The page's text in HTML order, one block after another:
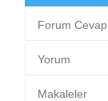
Forum
Yorum
Makaleler